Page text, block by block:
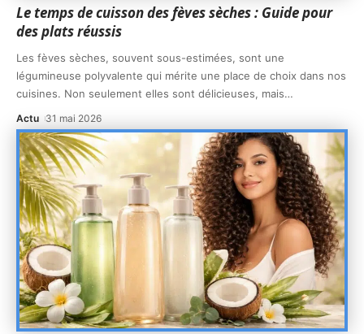
Le temps de cuisson des fèves sèches : Guide pour
des plats réussis
Les fèves sèches, souvent sous-estimées, sont une
légumineuse polyvalente qui mérite une place de choix dans nos
cuisines. Non seulement elles sont délicieuses, mais…
Actu 31 mai 2026